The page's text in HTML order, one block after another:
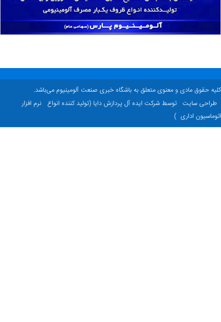
حقوق مادی و معنوی متعلق به باشگاه خبری صنعت آلومینیوم می‌باشد.
سایت توسط شرکت ایده آل پردازش دایا (تولید کننده انواع نرم افزار
اداری )